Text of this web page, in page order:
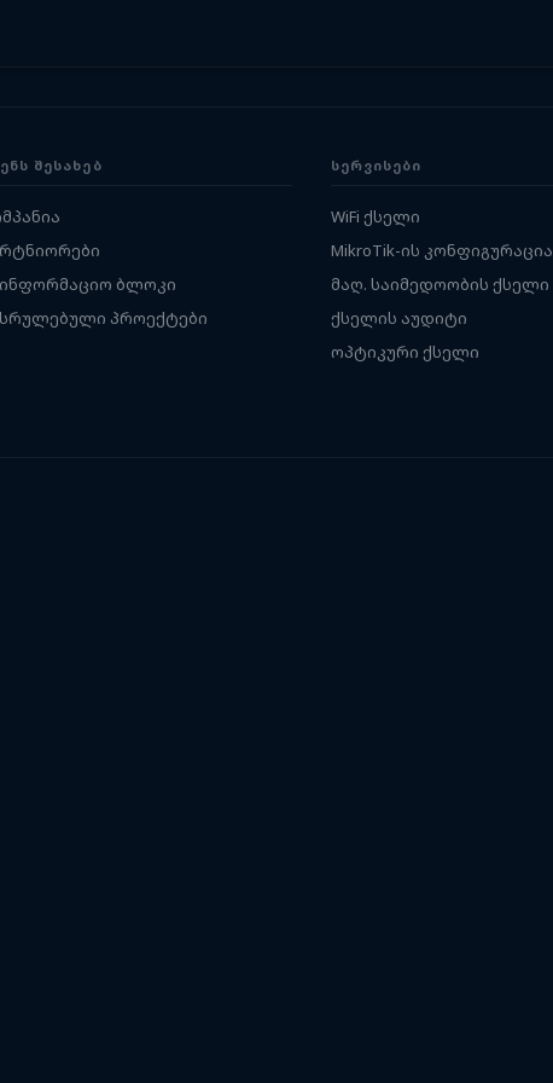
ᲨᲔᲡᲐᲮᲔᲑ
ბლოკი
პროექტები
ᲡᲔᲠᲕᲘᲡᲔᲑᲘ
WiFi ქსელი
MikroTik-ის კონფიგურაცია
მაღ. საიმედოობის ქსელი
ქსელის აუდიტი
ოპტიკური ქსელი